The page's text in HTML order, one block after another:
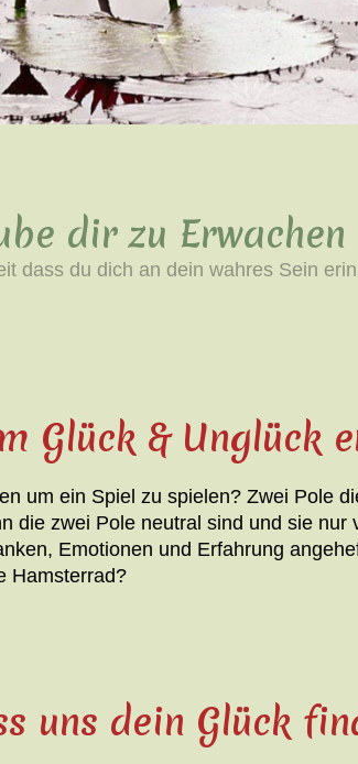
dir zu Erwachen
dass du dich an dein wahres Sein
Glück & Unglück
um ein Spiel zu spielen? Zwei Pole
die zwei Pole neutral sind und sie
Emotionen und Erfahrung
Hamsterrad?
uns dein Glück